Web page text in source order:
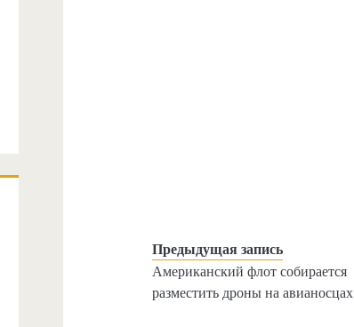
Предыдущая запись
Американский флот собирается
разместить дроны на авианосцах